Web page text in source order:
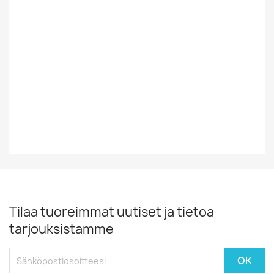
Tilaa tuoreimmat uutiset ja tietoa
tarjouksistamme